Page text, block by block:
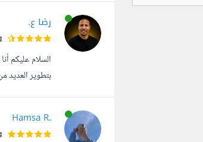
رضا ع.
Hamsa R.